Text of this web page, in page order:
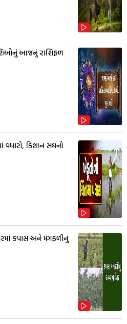
આજનું રાશિફળ
વધારો, કિશાન સંઘનો
કપાસ અને મગફળીનું